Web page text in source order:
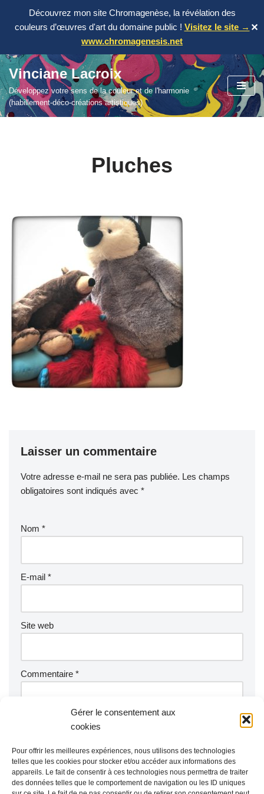
Gérer le consentement aux
cookies
Pour offrir les meilleures expériences, nous utilisons des technologies
telles que les cookies pour stocker et/ou accéder aux informations des
appareils. Le fait de consentir à ces technologies nous permettra de traiter
des données telles que le comportement de navigation ou les ID uniques
Découvrez mon site Chromagenèse, la révélation des
couleurs d’œuvres d'art du domaine public ! Visitez le site →
www.chromagenesis.net
✕
Aller
au
contenu
Vinciane Lacroix
Développez votre sens de la couleur et de l'harmonie
(habillement-déco-créations artistiques)
Pluches
Laisser un commentaire
Votre adresse e-mail ne sera pas publiée. Les champs
obligatoires sont indiqués avec *
Nom *
E-mail *
Site web
Commentaire *